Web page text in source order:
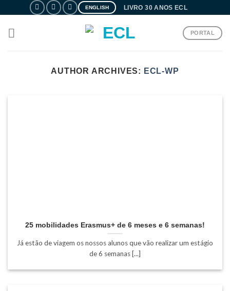
content
ENGLISH LIVRO 30 ANOS ECL
PORTAL
AUTHOR ARCHIVES: ECL-WP
25 mobilidades Erasmus+ de 6 meses e 6 semanas!
Já estão de viagem os nossos alunos que vão realizar um estágio
de 6 semanas [...]